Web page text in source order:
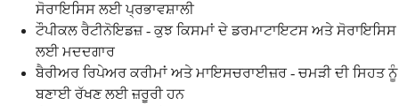
ਸੋਰਾਇਸਿਸ ਲਈ ਪ੍ਰਭਾਵਸ਼ਾਲੀ
ਟੌਪੀਕਲ ਰੈਟੀਨੋਇਡਜ਼ - ਕੁਝ ਕਿਸਮਾਂ ਦੇ ਡਰਮਾਟਾਇਟਸ ਅਤੇ ਸੋਰਾਇਸਿਸ
ਲਈ ਮਦਦਗਾਰ
ਬੈਰੀਅਰ ਰਿਪੇਅਰ ਕਰੀਮਾਂ ਅਤੇ ਮਾਇਸਚਰਾਈਜ਼ਰ - ਚਮੜੀ ਦੀ ਸਿਹਤ ਨੂੰ
ਬਣਾਈ ਰੱਖਣ ਲਈ ਜ਼ਰੂਰੀ ਹਨ